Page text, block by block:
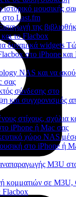
μουσικής
στο Last.fm
της
το Flacbox
δυναμικά widgets
στο iPhone και
NAS και να
σας
σύνδεσης στο
και συγχρονισμός
στίχους, σχόλια
iPhone ή Mac σας
χώρο NAS
στο iPhone ή
M3U
κομματιών σε M3U,
Flacbox